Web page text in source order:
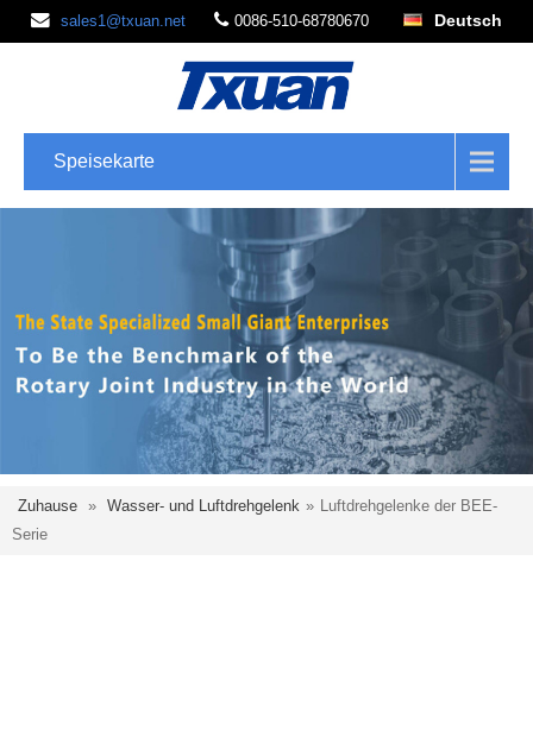
sales1@txuan.net 0086-510-68780670 Deutsch
Speisekarte
Zuhause » Wasser- und Luftdrehgelenk » Luftdrehgelenke der BEE-
Serie